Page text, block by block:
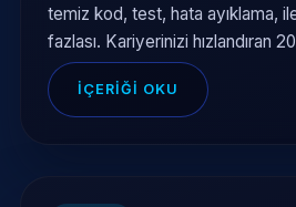
temiz kod, test, hata ayıklama,
fazlası. Kariyerinizi hızlandıran
İÇERIĞI OKU